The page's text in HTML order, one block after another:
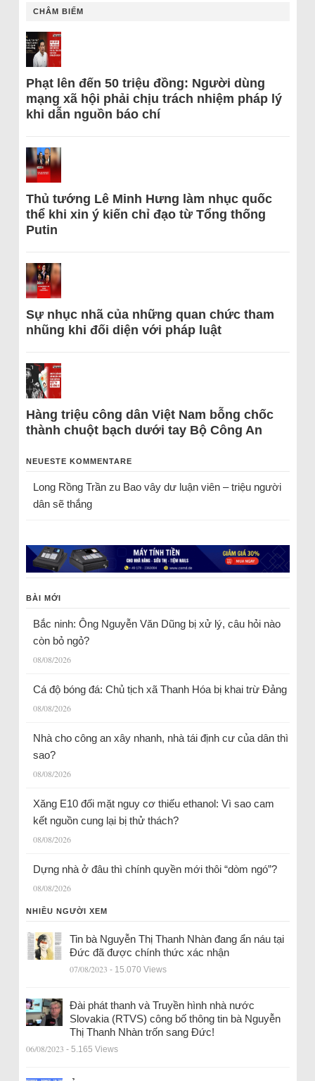
CHÂM BIẾM
Phạt lên đến 50 triệu đồng: Người dùng
mạng xã hội phải chịu trách nhiệm pháp lý
khi dẫn nguồn báo chí
Thủ tướng Lê Minh Hưng làm nhục quốc
thể khi xin ý kiến chỉ đạo từ Tổng thống
Putin
Sự nhục nhã của những quan chức tham
nhũng khi đối diện với pháp luật
Hàng triệu công dân Việt Nam bỗng chốc
thành chuột bạch dưới tay Bộ Công An
NEUESTE KOMMENTARE
Long Rồng Trầnzu Bao vây dư luận viên – triệu người
dân sẽ thắng
BÀI MỚI
Bắc ninh: Ông Nguyễn Văn Dũng bị xử lý, câu hỏi nào
còn bỏ ngỏ?
08/08/2026
Cá độ bóng đá: Chủ tịch xã Thanh Hóa bị khai trừ Đảng
08/08/2026
Nhà cho công an xây nhanh, nhà tái định cư của dân thì
sao?
08/08/2026
Xăng E10 đối mặt nguy cơ thiếu ethanol: Vì sao cam
kết nguồn cung lại bị thử thách?
08/08/2026
Dựng nhà ở đâu thì chính quyền mới thôi “dòm ngó”?
08/08/2026
NHIỀU NGƯỜI XEM
Tin bà Nguyễn Thị Thanh Nhàn đang ẩn náu tại
Đức đã được chính thức xác nhận
07/08/2023 - 15.070 Views
Đài phát thanh và Truyền hình nhà nước
Slovakia (RTVS) công bố thông tin bà Nguyễn
Thị Thanh Nhàn trốn sang Đức!
06/08/2023 - 5.165 Views